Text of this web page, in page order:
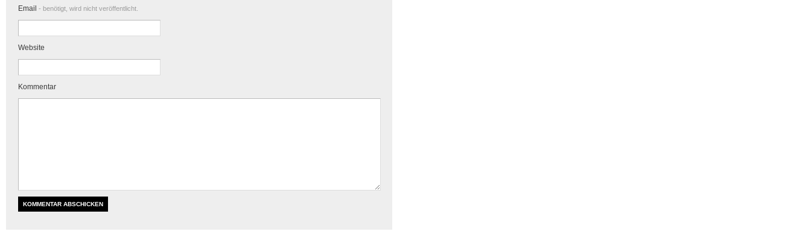
Email - benötigt, wird nicht veröffentlicht.
Website
Kommentar